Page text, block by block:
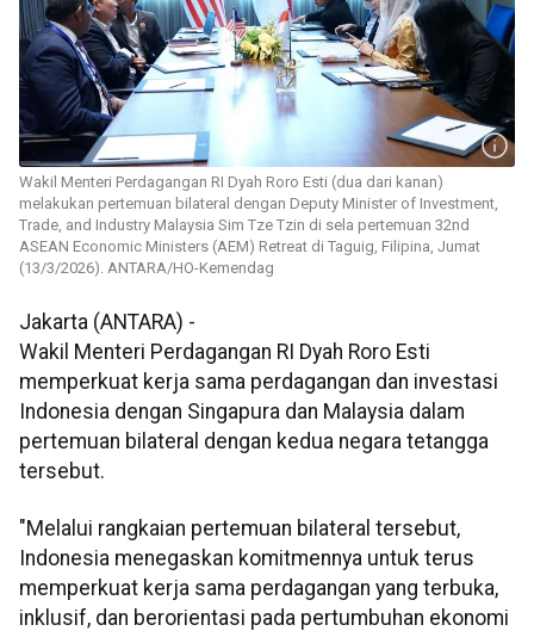
Wakil Menteri Perdagangan RI Dyah Roro Esti (dua dari kanan)
melakukan pertemuan bilateral dengan Deputy Minister of Investment,
Trade, and Industry Malaysia Sim Tze Tzin di sela pertemuan 32nd
ASEAN Economic Ministers (AEM) Retreat di Taguig, Filipina, Jumat
(13/3/2026). ANTARA/HO-Kemendag
Jakarta (ANTARA) -
Wakil Menteri Perdagangan RI Dyah Roro Esti
memperkuat kerja sama perdagangan dan investasi
Indonesia dengan Singapura dan Malaysia dalam
pertemuan bilateral dengan kedua negara tetangga
tersebut.
"Melalui rangkaian pertemuan bilateral tersebut,
Indonesia menegaskan komitmennya untuk terus
memperkuat kerja sama perdagangan yang terbuka,
inklusif, dan berorientasi pada pertumbuhan ekonomi